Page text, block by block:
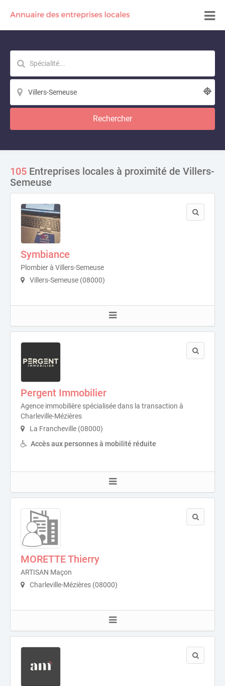
Rechercher
105 Entreprises locales à proximité de Villers-
Semeuse
Symbiance
Plombier à Villers-Semeuse
Villers-Semeuse (08000)
Pergent Immobilier
Agence immobilière spécialisée dans la transaction à
Charleville-Mézières
La Francheville (08000)
Accès aux personnes à mobilité réduite
MORETTE Thierry
ARTISAN Maçon
Charleville-Mézières (08000)